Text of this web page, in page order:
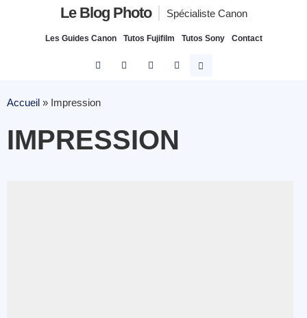
Le Blog Photo Spécialiste Canon
Les Guides Canon Tutos Fujifilm Tutos Sony Contact
Accueil » Impression
IMPRESSION